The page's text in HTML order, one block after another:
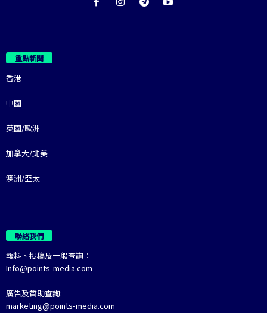
重點新聞
香港
中國
英國/歐洲
加拿大/北美
澳洲/亞太
聯絡我們
報料、投稿及一般查詢：
Info@points-media.com
廣告及贊助查詢:
marketing@points-media.com